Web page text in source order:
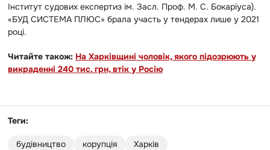
Інститут судових експертиз ім. Засл. Проф. М. С. Бокаріуса).
«БУД СИСТЕМА ПЛЮС» брала участь у тендерах лише у 2021
році.
Читайте також: На Харківщині чоловік, якого підозрюють у
викраденні 240 тис. грн, втік у Росію
Теги:
будівництво корупція Харків